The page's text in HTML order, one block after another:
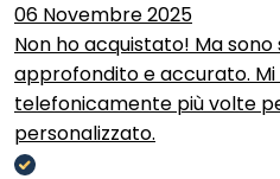
06 Novembre 2025
Non ho acquistato! Ma
approfondito e accurato.
telefonicamente più volte
personalizzato.